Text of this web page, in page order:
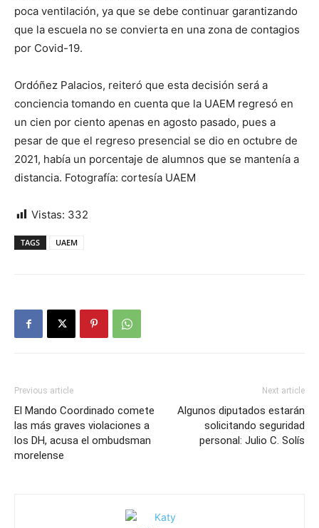
poca ventilación, ya que se debe continuar garantizando
que la escuela no se convierta en una zona de contagios
por Covid-19.
Ordóñez Palacios, reiteró que esta decisión será a
conciencia tomando en cuenta que la UAEM regresó en
un cien por ciento apenas en agosto pasado, pues a
pesar de que el regreso presencial se dio en octubre de
2021, había un porcentaje de alumnos que se mantenía a
distancia. Fotografía: cortesía UAEM
Vistas: 332
TAGS UAEM
Previous article
El Mando Coordinado comete
las más graves violaciones a
los DH, acusa el ombudsman
morelense
Next article
Algunos diputados estarán
solicitando seguridad
personal: Julio C. Solís